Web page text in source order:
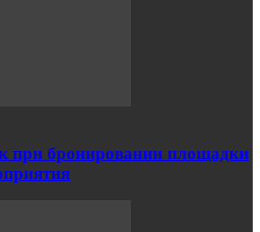
при бронировании площадки